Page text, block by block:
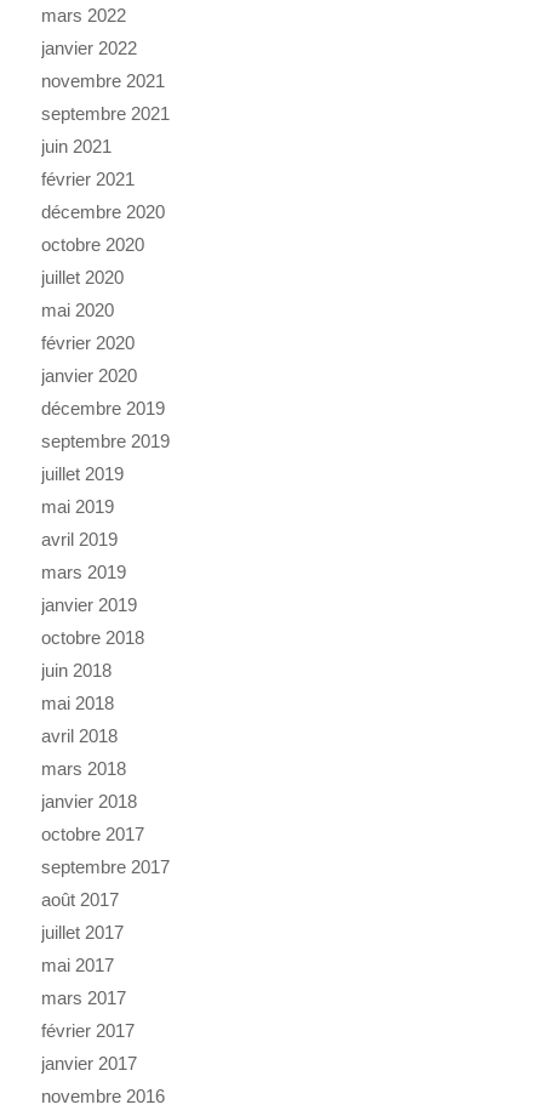
mars 2022
janvier 2022
novembre 2021
septembre 2021
juin 2021
février 2021
décembre 2020
octobre 2020
juillet 2020
mai 2020
février 2020
janvier 2020
décembre 2019
septembre 2019
juillet 2019
mai 2019
avril 2019
mars 2019
janvier 2019
octobre 2018
juin 2018
mai 2018
avril 2018
mars 2018
janvier 2018
octobre 2017
septembre 2017
août 2017
juillet 2017
mai 2017
mars 2017
février 2017
janvier 2017
novembre 2016